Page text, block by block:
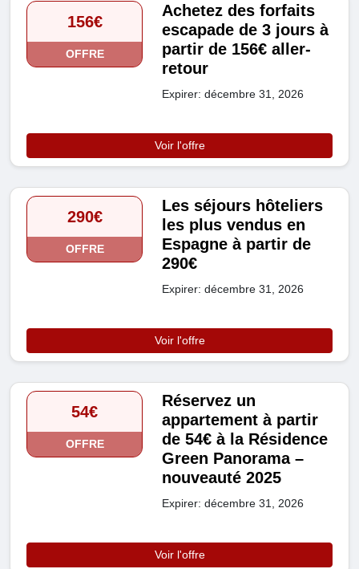
156€
OFFRE
Achetez des forfaits
escapade de 3 jours à
partir de 156€ aller-
retour
Expirer: décembre 31, 2026
Voir l'offre
290€
OFFRE
Les séjours hôteliers
les plus vendus en
Espagne à partir de
290€
Expirer: décembre 31, 2026
Voir l'offre
54€
OFFRE
Réservez un
appartement à partir
de 54€ à la Résidence
Green Panorama –
nouveauté 2025
Expirer: décembre 31, 2026
Voir l'offre